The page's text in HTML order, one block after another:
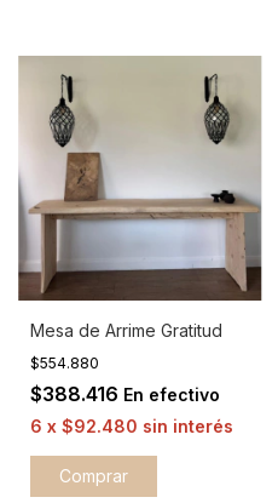
Mesa de Arrime Gratitud
$554.880
$388.416 En efectivo
6 x $92.480 sin interés
Comprar